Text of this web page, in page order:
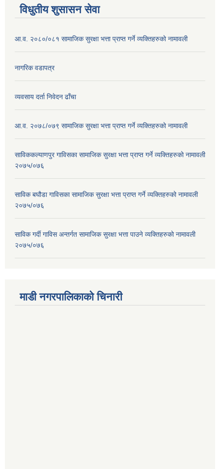
विधुतीय शुसासन सेवा
आ.व. २०८०/०८१ सामाजिक सुरक्षा भत्ता प्राप्त गर्ने व्यक्तिहरुको नामावली
नागरिक वडापत्र
व्यवसाय दर्ता निवेदन ढाँचा
आ.व. २०७८/०७९ सामाजिक सुरक्षा भत्ता प्राप्त गर्ने व्यक्तिहरुको नामावली
साविककल्याणपुर गाविसका सामाजिक सुरक्षा भत्ता प्राप्त गर्ने व्यक्तिहरुको नामावली
२०७५/०७६
साविक बघौडा गाविसका सामाजिक सुरक्षा भत्ता प्राप्त गर्ने व्यक्तिहरुको नामावली
२०७५/०७६
साविक गर्दी गाविस अन्तर्गत सामाजिक सुरक्षा भत्ता पाउने व्यक्तिहरुको नामावली
२०७५/०७६
माडी नगरपालिकाको चिनारी